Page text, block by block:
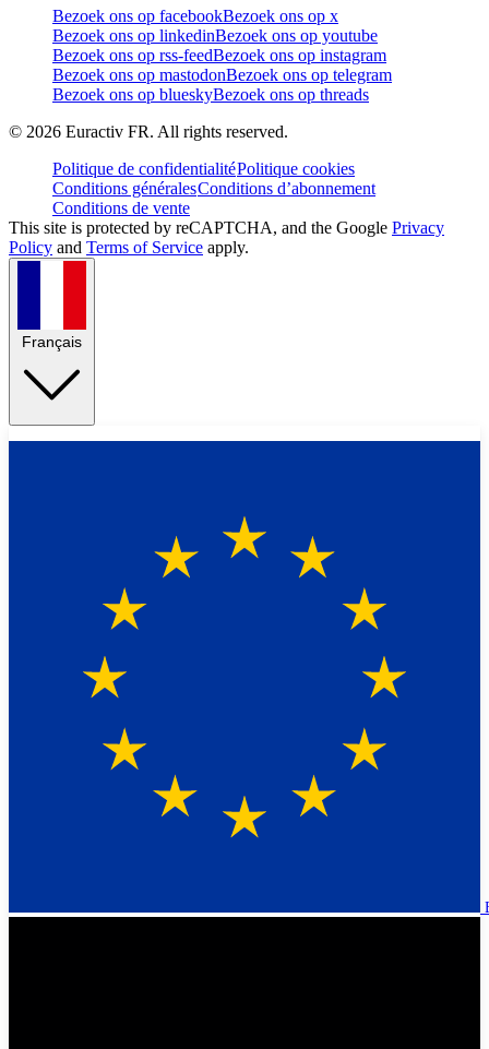
Bezoek ons op facebookBezoek ons op x
Bezoek ons op linkedinBezoek ons op youtube
Bezoek ons op rss-feedBezoek ons op instagram
Bezoek ons op mastodonBezoek ons op telegram
Bezoek ons op blueskyBezoek ons op threads
© 2026 Euractiv FR. All rights reserved.
Politique de confidentialitéPolitique cookies
Conditions généralesConditions d’abonnement
Conditions de vente
This site is protected by reCAPTCHA, and the Google Privacy
Policy and Terms of Service apply.
Français